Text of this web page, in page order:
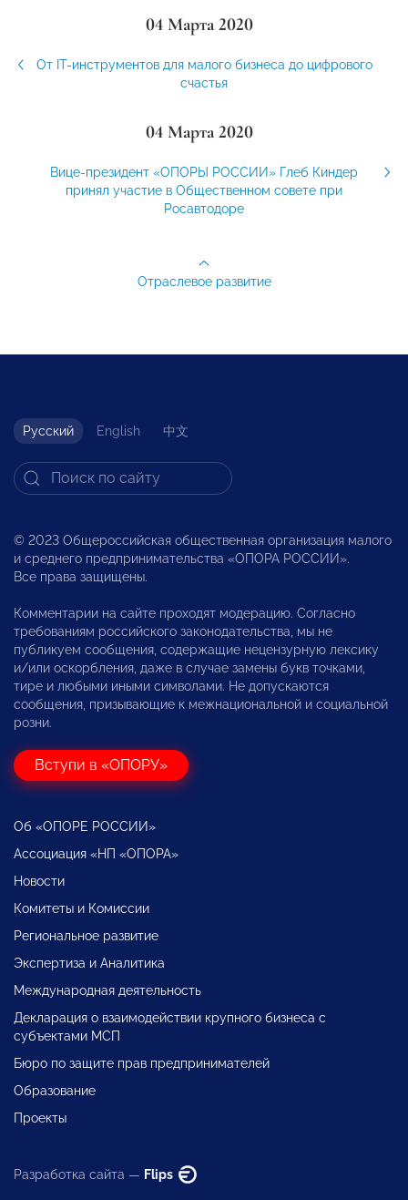
04 Марта 2020
От IT-инструментов для малого бизнеса до цифрового
счастья
04 Марта 2020
Вице-президент «ОПОРЫ РОССИИ» Глеб Киндер
принял участие в Общественном совете при
Росавтодоре
Отраслевое развитие
Русский English 中文
© 2023 Общероссийская общественная организация малого
и среднего предпринимательства «ОПОРА РОССИИ».
Все права защищены.
Комментарии на сайте проходят модерацию. Согласно
требованиям российского законодательства, мы не
публикуем сообщения, содержащие нецензурную лексику
и/или оскорбления, даже в случае замены букв точками,
тире и любыми иными символами. Не допускаются
сообщения, призывающие к межнациональной и социальной
розни.
Вступи в «ОПОРУ»
Об «ОПОРЕ РОССИИ»
Ассоциация «НП «ОПОРА»
Новости
Комитеты и Комиссии
Региональное развитие
Экспертиза и Аналитика
Международная деятельность
Декларация о взаимодействии крупного бизнеса с
субъектами МСП
Бюро по защите прав предпринимателей
Образование
Проекты
Разработка сайта — Flips